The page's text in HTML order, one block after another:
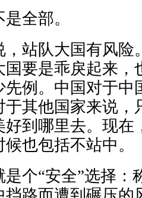
全部。
站队大国有风险
要是乖戾起来，
例。中国对于中
其他国家来说，
好到哪里去。现在
也包括不站中。
个“安全”选择：